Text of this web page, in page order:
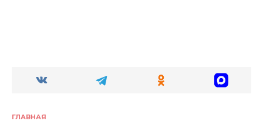
ГЛАВНАЯ